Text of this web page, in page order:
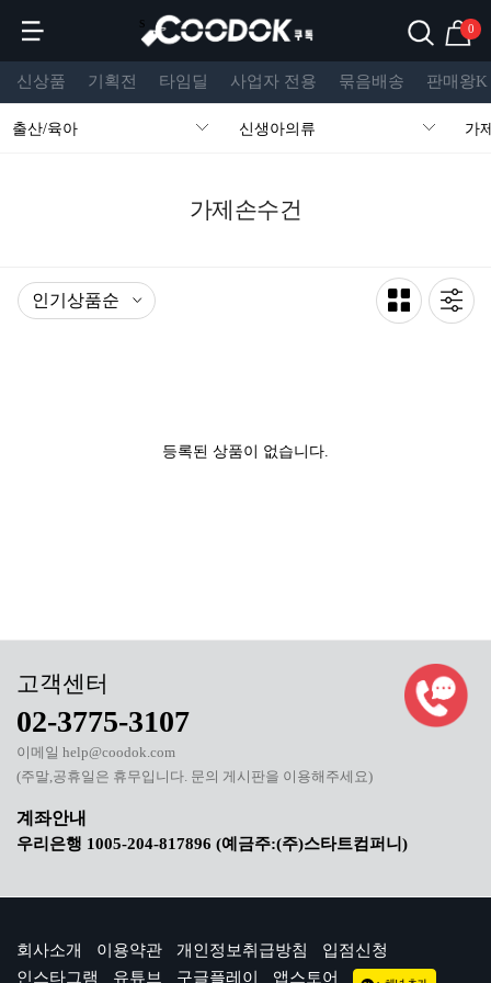
s 0
신상품 기획전 타임딜 사업자 전용 묶음배송 판매왕K
출산/육아 신생아의류 가
가제손수건
등록된 상품이 없습니다.
02-3775-3107
이메일 help@coodok.com
(주말,공휴일은 휴무입니다. 문의 게시판을 이용해주세요)
우리은행 1005-204-817896 (예금주:(주)스타트컴퍼니)
회사소개 이용약관 개인정보취급방침
입점신청
인스타그램
유튜브 구글플레이 앱스토어